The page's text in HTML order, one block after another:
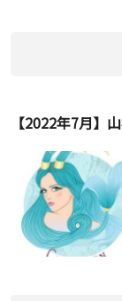
【2022年7月】